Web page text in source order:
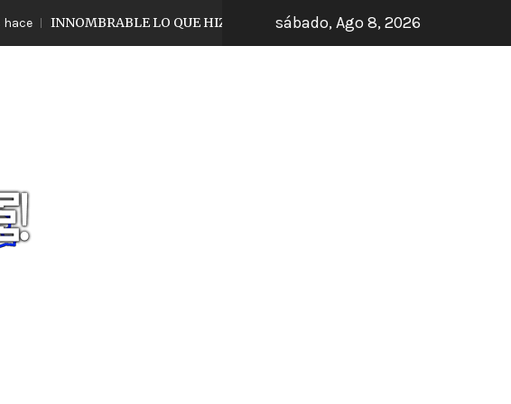
INNOMBRABLE LO QUE HIZO EL JUGADOR DE TIJUANA 6 días hace
sábado, Ago 8, 2026